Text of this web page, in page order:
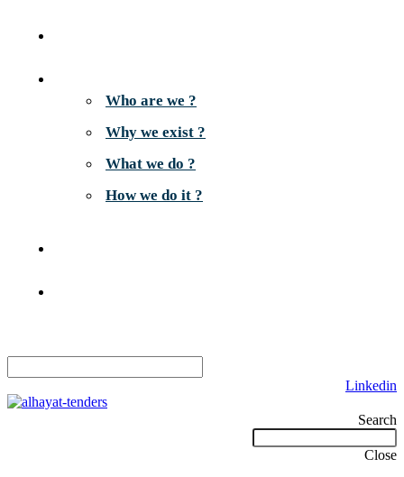
Who are we ?
Why we exist ?
What we do ?
How we do it ?
Linkedin
Search
Close